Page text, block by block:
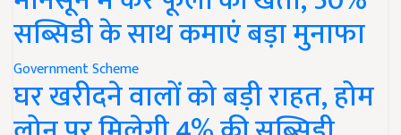
सब्सिडी के साथ कमाएं बड़ा मुनाफा
Government Scheme
घर खरीदने वालों को बड़ी राहत, होम